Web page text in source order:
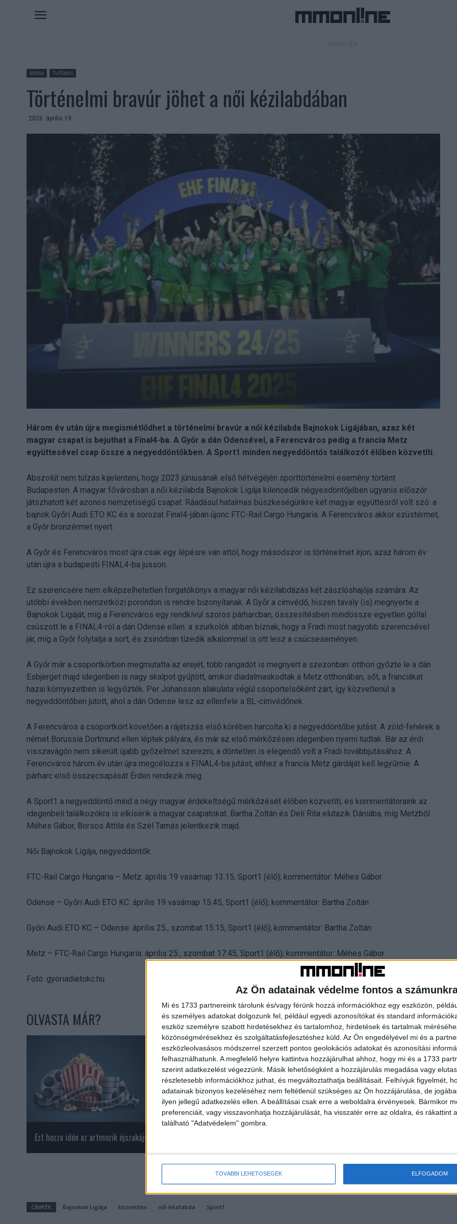
Az Ön adatainak védelme fontos a
Mi és 1733 partnereink tárolunk és/vagy férünk hozzá információkhoz egy eszközön,
és személyes adatokat dolgozunk fel, például egyedi azonosítókat és standard
eszköz személyre szabott hirdetésekhez és tartalomhoz, hirdetések és tartalmak
közönségmérésekhez és szolgáltatásfejlesztéshez küld. Az Ön engedélyével mi és a
eszközleolvasásos módszerrel szerzett pontos geolokációs adatokat és azonosítási
felhasználhatunk. A megfelelő helyre kattintva hozzájárulhat ahhoz, hogy mi és a 1733
szerint adatkezelést végezzünk. Másik lehetőségként a hozzájárulás megadása vagy
részletesebb információkhoz juthat, és megváltoztathatja beállításait. Felhívjuk figyelmét,
adatainak bizonyos kezeléséhez nem feltétlenül szükséges az Ön hozzájárulása, de
ilyen jellegű adatkezelés ellen. A beállításai csak erre a weboldalra érvényesek. Bármikor
preferenciáit, vagy visszavonhatja hozzájárulását, ha visszatér erre az oldalra, és rákattint
található "Adatvédelem" gombra.
TOVÁBBI LEHETŐSÉGEK ELFOGADOM
Média Tv/Rádió
Történelmi bravúr jöhet a női kézilabdában
2026. április 19.
Három év után újra megismétlődhet a történelmi bravúr a női kézilabda Bajnokok Ligájában, azaz két
magyar csapat is bejuthat a Final4-ba. A Győr a dán Odensével, a Ferencváros pedig a francia Metz
együttesével csap össze a negyeddöntőkben. A Sport1 minden negyeddöntős találkozót élőben közvetíti.
Abszolút nem túlzás kijelenteni, hogy 2023 júniusának első hétvégéjén sporttörténelmi esemény történt
Budapesten. A magyar fővárosban a női kézilabda Bajnokok Ligája kilencedik négyesdöntőjében ugyanis először
játszhatott két azonos nemzetiségű csapat. Ráadásul hatalmas büszkeségünkre két magyar együttesről volt szó: a
bajnok Győri Audi ETO KC és a sorozat Final4-jában újonc FTC-Rail Cargo Hungaria. A Ferencváros akkor ezüstérmet,
a Győr bronzérmet nyert.
A Győr és Ferencváros most újra csak egy lépésre van attól, hogy másodszor is történelmet írjon, azaz három év
után újra a budapesti FINAL4-ba jusson.
Ez szerencsére nem elképzelhetetlen forgatókönyv a magyar női kézilabdázás két zászlóshajója számára. Az
utóbbi években nemzetközi porondon is rendre bizonyítanak. A Győr a címvédő, hiszen tavaly (is) megnyerte a
Bajnokok Ligáját, míg a Ferencváros egy rendkívül szoros párharcban, összesítésben mindössze egyetlen góllal
csúszott le a FINAL4-ról a dán Odense ellen. a szurkolók abban bíznak, hogy a Fradi most nagyobb szerencsével
jár, míg a Győr folytatja a sort, és zsinórban tízedik alkalommal is ott lesz a csúcseseményen.
A Győr már a csoportkörben megmutatta az erejét, több rangadót is megnyert a szezonban: otthon győzte le a dán
Esbjerget majd idegenben is nagy skalpot gyűjtött, amikor diadalmaskodtak a Metz otthonában, sőt, a franciákat
hazai környezetben is legyőzték. Per Johansson alakulata végül csoportelsőként zárt, így közvetlenül a
negyeddöntőben jutott, ahol a dán Odense lesz az ellenfele a BL-címvédőnek.
A Ferencváros a csoportkört követően a rájátszás első körében harcolta ki a negyeddöntőbe jutást. A zöld-fehérek a
német Borussia Dortmund ellen léptek pályára, és már az első mérkőzésen idegenben nyerni tudtak. Bár az érdi
visszavágón nem sikerült újabb győzelmet szerezni, a döntetlen is elegendő volt a Fradi továbbjutásához. A
Ferencváros három év után újra megcélozza a FINAL4-ba jutást, ehhez a francia Metz gárdáját kell legyűrnie. A
párharc első összecsapását Érden rendezik meg.
A Sport1 a negyeddöntő mind a négy magyar érdekeltségű mérkőzését élőben közvetíti, és kommentátoraink az
idegenbeli találkozókra is elkísérik a magyar csapatokat. Bartha Zoltán és Deli Rita elutazik Dániába, míg Metzből
Méhes Gábor, Borsos Attila és Szél Tamás jelentkezik majd.
Női Bajnokok Ligája, negyeddöntők:
FTC-Rail Cargo Hungaria – Metz: április 19 vasárnap 13.15, Sport1 (élő); kommentátor: Méhes Gábor
Odense – Győri Audi ETO KC: április 19 vasárnap 15.45, Sport1 (élő); kommentátor: Bartha Zoltán
Győri Audi ETO KC – Odense: április 25., szombat 15:15, Sport1 (élő); kommentátor: Bartha Zoltán
Metz – FTC-Rail Cargo Hungaria: április 25., szombat 17:45, Sport1 (élő); kommentátor: Méhes Gábor
Fotó: gyoriadietokc.hu
OLVASTA MÁR?
Ezt hozza idén az artmozik éjszakája
Budapesten
autója
CÍMKÉK Bajnokok Ligája közvetítés női kézilabda Sport1